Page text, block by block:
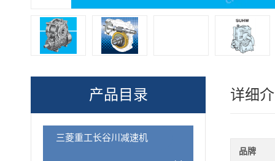
产品目录
三菱重工长谷川减速机
详细
品牌